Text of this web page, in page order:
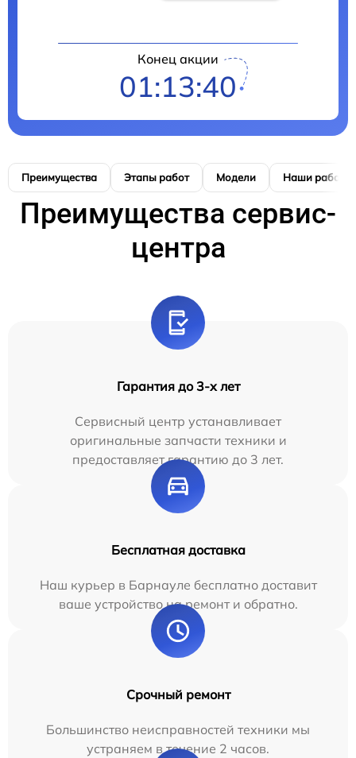
Конец акции
01:13:39
Преимущества Этапы работ Модели Наши работы
Преимущества сервис-
центра
Гарантия до 3-х лет
Сервисный центр устанавливает
оригинальные запчасти техники и
предоставляет гарантию до 3 лет.
Бесплатная доставка
Наш курьер в Барнауле бесплатно доставит
ваше устройство на ремонт и обратно.
Срочный ремонт
Большинство неисправностей техники мы
устраняем в течение 2 часов.